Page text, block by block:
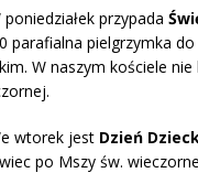
poniedziałek przypada
parafialna pielgrzymka
W naszym kościele
wtorek jest Dzień
po Mszy św.